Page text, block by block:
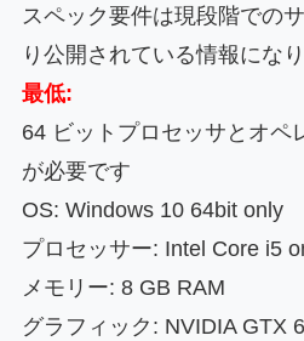
スペック要件は現段階での
り公開されている情報になり
最低:
64 ビットプロセッサとオペ
が必要です
OS: Windows 10 64bit only
プロセッサー: Intel Core i5
メモリー: 8 GB RAM
グラフィック: NVIDIA GTX